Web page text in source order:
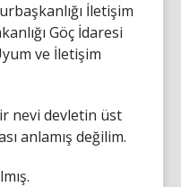
İletişim
Göç İdaresi
ve İletişim
nevi devletin üst
anlamış değilim.